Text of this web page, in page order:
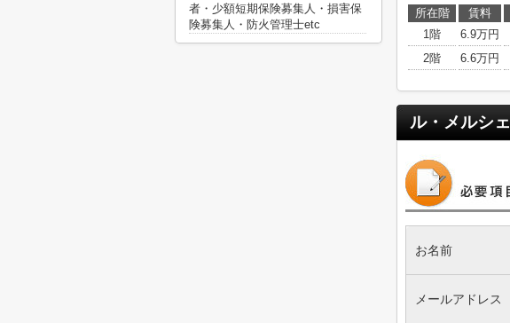
所在階 賃料
1階
6.9万円
2階
6.6万円
ル・メルシェ
お名前
メールアドレス
者・少額短期保険募集人・損害保
険募集人・防火管理士etc